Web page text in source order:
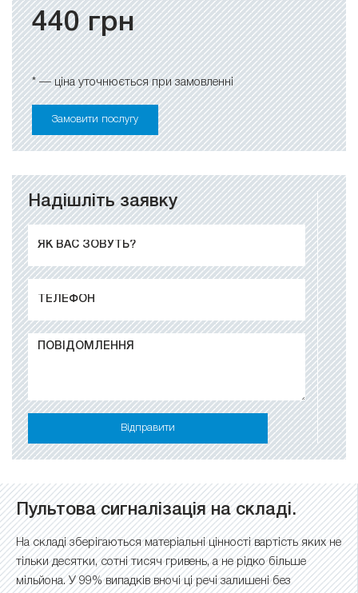
440грн
* — ціна уточнюється при замовленні
Замовити послугу
Надішліть заявку
Відправити
Пультова сигналізація на складі.
На складі зберігаються матеріальні цінності вартість яких не
тільки десятки, сотні тисяч гривень, а не рідко більше
мільйона. У 99% випадків вночі ці речі залишені без